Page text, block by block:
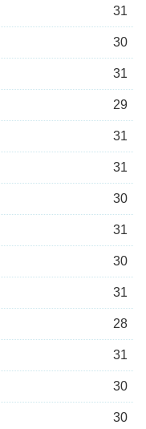
31
30
31
29
31
31
30
31
30
31
28
31
30
30